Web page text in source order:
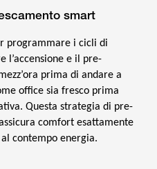
smart
programmare i cicli di
l’accensione e il pre-
prima di andare a
office sia fresco prima
Questa strategia di pre-
comfort esattamente
contempo energia.